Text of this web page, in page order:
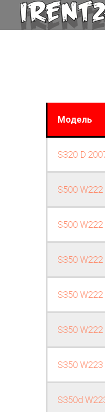
Модель
S320 D
S500
S500
S350
S350
S350
S350
S350d